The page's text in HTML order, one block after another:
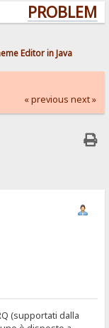
Editor in Java
« previous next »
(supportati dalla